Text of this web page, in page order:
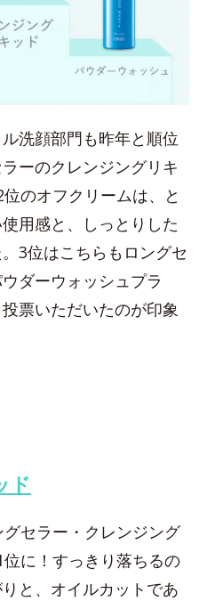
洗顔部門も昨年と順位
ーのクレンジングリキ
のオフクリームは、と
用感と、しっとりした
3位はこちらもロングセ
ダーウォッシュプラ
票いただいたのが印象
ド
セラー・クレンジング
に！すっきり落ちるの
と、オイルカットであ